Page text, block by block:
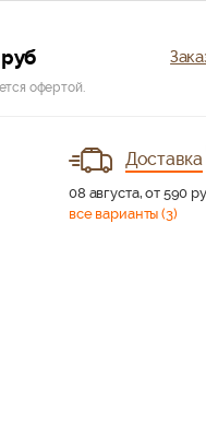
руб
офертой.
Доставка
08 августа, от 590
все варианты (3)